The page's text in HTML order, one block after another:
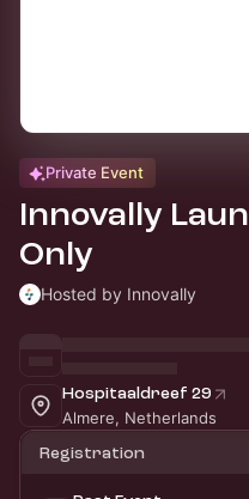
Private Event
Innovally
Only
Hosted by Innovally
Hospitaaldreef 29
Almere, Netherlands
Registration